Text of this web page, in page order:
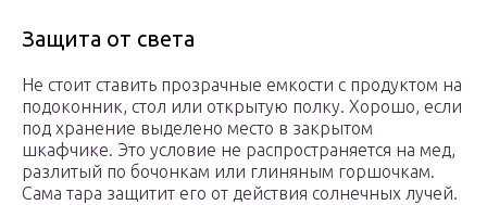
Защита от света
Не стоит ставить прозрачные емкости с продуктом на
подоконник, стол или открытую полку. Хорошо, если
под хранение выделено место в закрытом
шкафчике. Это условие не распространяется на мед,
разлитый по бочонкам или глиняным горшочкам.
Сама тара защитит его от действия солнечных лучей.